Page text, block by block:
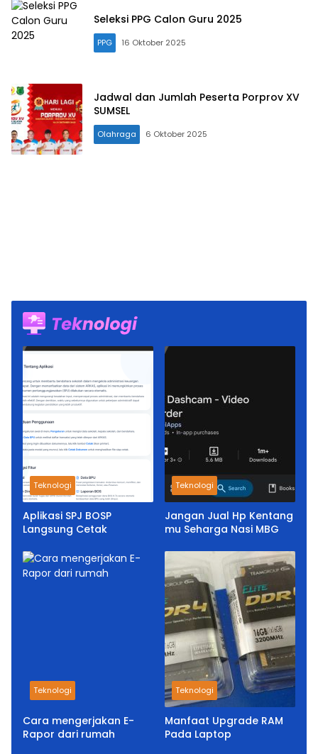
Seleksi PPG Calon Guru 2025
PPG 16 Oktober 2025
Jadwal dan Jumlah Peserta Porprov XV
SUMSEL
Olahraga 6 Oktober 2025
Teknologi
Aplikasi SPJ BOSP
Langsung Cetak
Teknologi
Jangan Jual Hp Kentang
mu Seharga Nasi MBG
Teknologi
Cara mengerjakan E-
Rapor dari rumah
Teknologi
Manfaat Upgrade RAM
Pada Laptop